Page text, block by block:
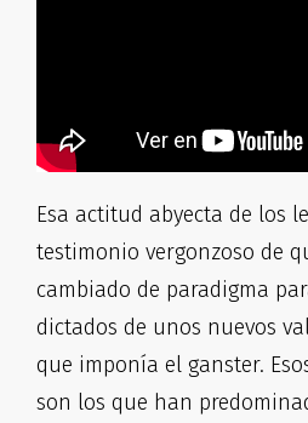
Esa actitud abyecta de los
testimonio vergonzoso de
cambiado de paradigma
dictados de unos nuevos
que imponía el ganster.
son los que han